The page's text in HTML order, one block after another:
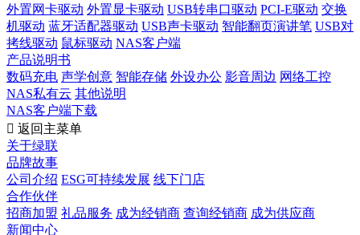
外置网卡驱动 外置显卡驱动 USB转串口驱动 PCI-E驱动 交换
机驱动 蓝牙适配器驱动 USB声卡驱动 智能翻页演讲笔 USB对
拷线驱动 鼠标驱动 NAS客户端
产品说明书
数码充电 声学创意 智能存储 外设办公 影音周边 网络工控
NAS私有云 其他说明
NAS客户端下载
 返回主菜单
关于绿联
品牌故事
公司介绍 ESG可持续发展 线下门店
合作伙伴
招商加盟 礼品服务 成为经销商 查询经销商 成为供应商
新闻中心